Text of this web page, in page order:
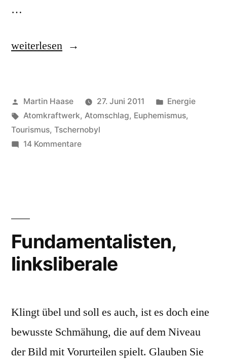
…
„Atomruine“
weiterlesen
Veröffentlicht
von
Martin Haase 27. Juni 2011
Veröffentlicht
in
Energie
Schlagwörter:
Atomkraftwerk, Atomschlag, Euphemismus,
Tourismus, Tschernobyl
14 Kommentarezu
Fundamentalisten,
linksliberale
Klingt übel und soll es auch, ist es doch eine
bewusste Schmähung, die auf dem Niveau
der Bild mit Vorurteilen spielt. Glauben Sie